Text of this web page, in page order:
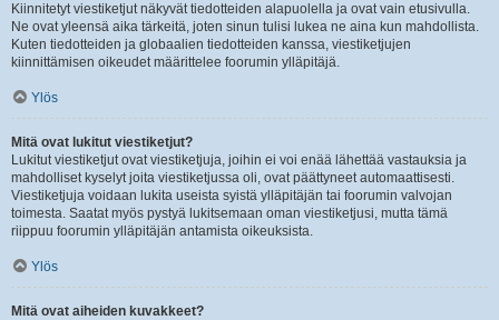
Kiinnitetyt viestiketjut näkyvät tiedotteiden alapuolella ja ovat vain etusivulla.
Ne ovat yleensä aika tärkeitä, joten sinun tulisi lukea ne aina kun mahdollista.
Kuten tiedotteiden ja globaalien tiedotteiden kanssa, viestiketjujen
kiinnittämisen oikeudet määrittelee foorumin ylläpitäjä.
Ylös
Mitä ovat lukitut viestiketjut?
Lukitut viestiketjut ovat viestiketjuja, joihin ei voi enää lähettää vastauksia ja
mahdolliset kyselyt joita viestiketjussa oli, ovat päättyneet automaattisesti.
Viestiketjuja voidaan lukita useista syistä ylläpitäjän tai foorumin valvojan
toimesta. Saatat myös pystyä lukitsemaan oman viestiketjusi, mutta tämä
riippuu foorumin ylläpitäjän antamista oikeuksista.
Ylös
Mitä ovat aiheiden kuvakkeet?